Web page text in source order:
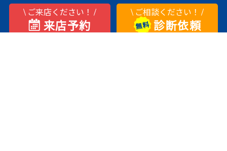
ご来店ください！
来店予約
ご相談ください！
診断依頼